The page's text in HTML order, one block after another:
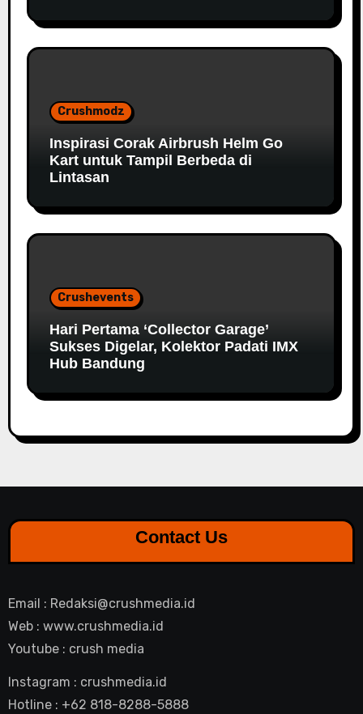
Crushmodz
Inspirasi Corak Airbrush Helm Go
Kart untuk Tampil Berbeda di
Lintasan
Crushevents
Hari Pertama ‘Collector Garage’
Sukses Digelar, Kolektor Padati IMX
Hub Bandung
Contact Us
Email : Redaksi@crushmedia.id
Web : www.crushmedia.id
Youtube : crush media
Instagram : crushmedia.id
Hotline : +62 818-8288-5888